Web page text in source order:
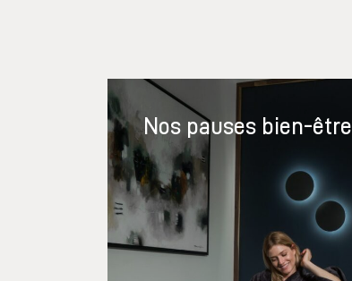
Nos pauses bien-être